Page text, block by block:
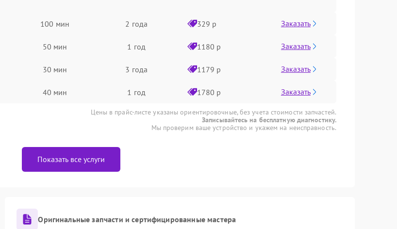
100 мин 2 года 329 р Заказать
50 мин 1 год 1180 р Заказать
30 мин 3 года 1179 р Заказать
40 мин 1 год 1780 р Заказать
Цены в прайс-листе указаны ориентировочные, без учета стоимости запчастей.
Записывайтесь на бесплатную диагностику.
Мы проверим ваше устройство и укажем на неисправность.
Показать все услуги
Оригинальные запчасти и сертифицированные мастера